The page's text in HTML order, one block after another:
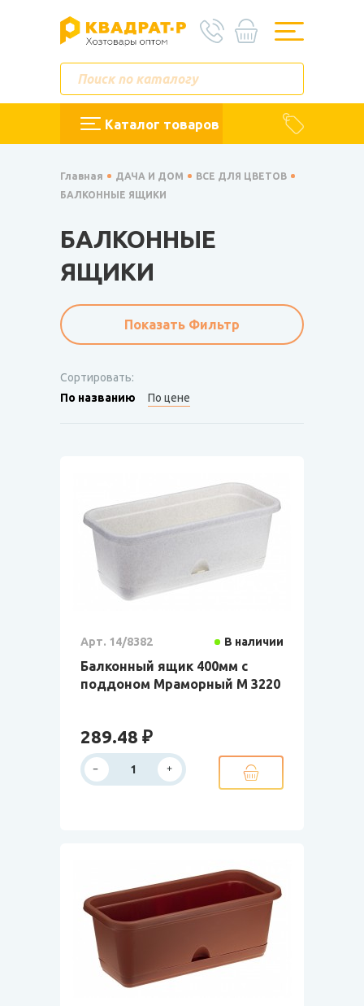
Каталог товаров
Главная ДАЧА И ДОМ
ВСЕ ДЛЯ ЦВЕТОВ
БАЛКОННЫЕ ЯЩИКИ
БАЛКОННЫЕ
ЯЩИКИ
Показать Фильтр
Сортировать:
По названию
По цене
Арт. 14/8382 В наличии
Балконный ящик 400мм с
поддоном Мраморный М 3220
289.48 ₽